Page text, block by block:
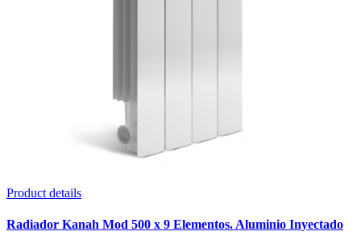
Product details
Radiador Kanah Mod 500 x 9 Elementos. Aluminio Inyectado